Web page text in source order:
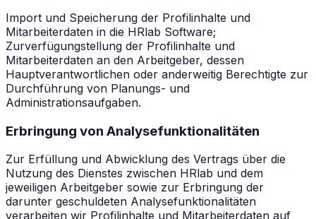
Import und Speicherung der Profilinhalte und
Mitarbeiterdaten in die HRlab Software;
Zurverfügungstellung der Profilinhalte und
Mitarbeiterdaten an den Arbeitgeber, dessen
Hauptverantwortlichen oder anderweitig Berechtigte zur
Durchführung von Planungs- und
Administrationsaufgaben.
Erbringung von Analysefunktionalitäten
Zur Erfüllung und Abwicklung des Vertrags über die
Nutzung des Dienstes zwischen HRlab und dem
jeweiligen Arbeitgeber sowie zur Erbringung der
darunter geschuldeten Analysefunktionalitäten
verarbeiten wir Profilinhalte und Mitarbeiterdaten auf